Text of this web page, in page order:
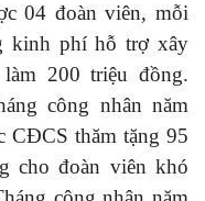
04 đoàn viên, mỗi
kinh phí hỗ trợ xây
200 triệu đồng.
công nhân năm
CĐCS thăm tặng 95
cho đoàn viên khó